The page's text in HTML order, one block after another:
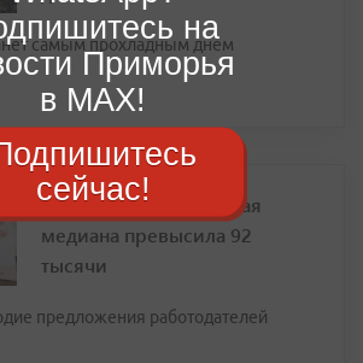
самым прохладным днем
В Приморье зарплатная
медиана превысила 92
тысячи
предложения работодателей
на
Приморья
в MAX!
сейчас!